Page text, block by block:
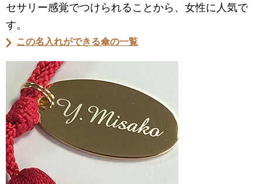
セサリー感覚でつけられることから、女性に人気で
す。
この名入れができる傘の一覧